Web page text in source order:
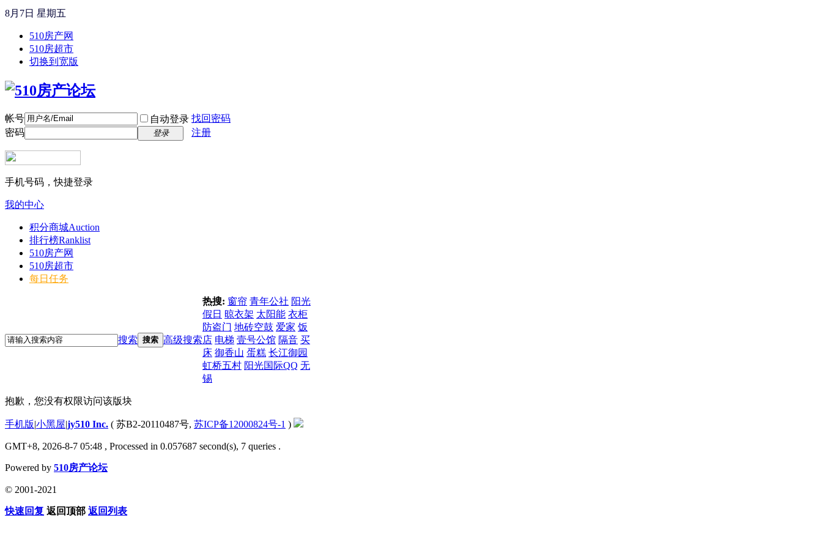
8月7日 星期五
510房产网
510房超市
切换到宽版
帐号 自动登录 找回密码
密码
登录 注册
手机号码，快捷登录
我的中心
积分商城Auction
排行榜Ranklist
510房产网
510房超市
每日任务
搜索 搜索 高级搜索
热搜: 窗帘 青年公社 阳光
假日 晾衣架 太阳能 衣柜
防盗门 地砖空鼓 爱家 饭
店 电梯 壹号公馆 隔音 买
床 御香山 蛋糕 长江御园
虹桥五村 阳光国际QQ 无
锡
抱歉，您没有权限访问该版块
手机版|小黑屋|jy510 Inc. ( 苏B2-20110487号, 苏ICP备12000824号-1 )
GMT+8, 2026-8-7 05:48 , Processed in 0.057687 second(s), 7 queries .
Powered by 510房产论坛
© 2001-2021
快速回复 返回顶部 返回列表